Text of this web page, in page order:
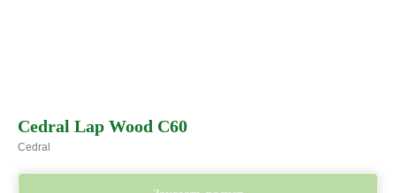
Cedral Lap Wood C60
Cedral